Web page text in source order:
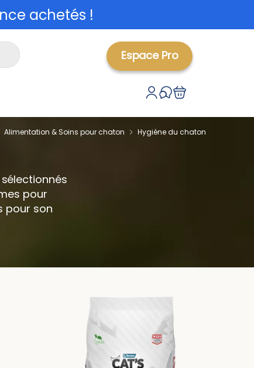
achetés !
Espace Pro
Alimentation & Soins pour chaton Hygiène du chaton
pour
pour son